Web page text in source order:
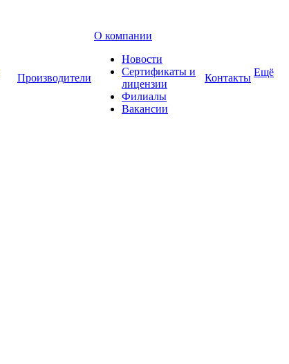
Производители
О компании
Новости
Сертификаты и
лицензии
Филиалы
Вакансии
Контакты Ещё